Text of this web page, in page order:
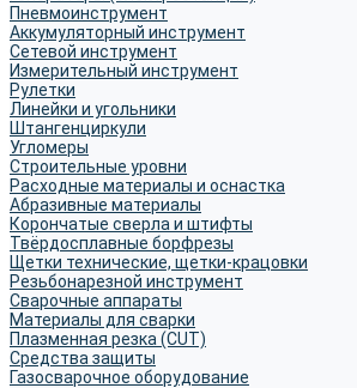
Пневмоинструмент
Аккумуляторный инструмент
Сетевой инструмент
Измерительный инструмент
Рулетки
Линейки и угольники
Штангенциркули
Угломеры
Строительные уровни
Расходные материалы и оснастка
Абразивные материалы
Корончатые сверла и штифты
Твёрдосплавные борфрезы
Щетки технические, щетки-крацовки
Резьбонарезной инструмент
Сварочные аппараты
Материалы для сварки
Плазменная резка (CUT)
Средства защиты
Газосварочное оборудование